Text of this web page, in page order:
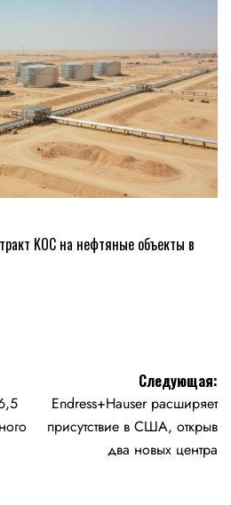
KOC на нефтяные объекты в
Следующая:
Endress+Hauser расширяет
присутствие в США, открыв
два новых центра